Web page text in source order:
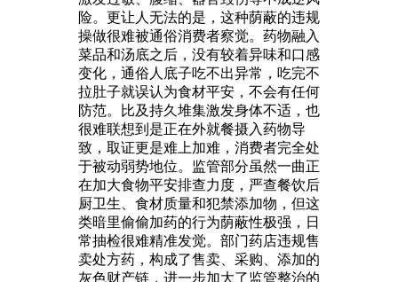
险。更让人无法的是，这种荫蔽的违规
操做很难被通俗消费者察觉。药物融入
菜品和汤底之后，没有较着异味和口感
变化，通俗人底子吃不出异常，吃完不
拉肚子就误认为食材平安，不会有任何
防范。比及持久堆集激发身体不适，也
很难联想到是正在外就餐摄入药物导
致，取证更是难上加难，消费者完全处
于被动弱势地位。监管部分虽然一曲正
在加大食物平安排查力度，严查餐饮后
厨卫生、食材质量和犯禁添加物，但这
类暗里偷偷加药的行为荫蔽性极强，日
常抽检很难精准发觉。部门药店违规售
卖处方药，构成了售卖、采购、添加的
灰色财产链，进一步加大了监管整治的